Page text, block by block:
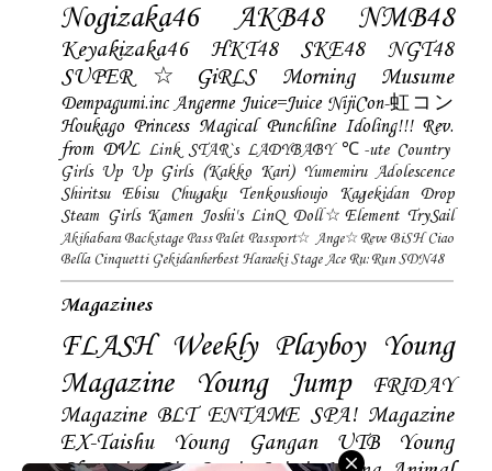
Nogizaka46 AKB48 NMB48
Keyakizaka46 HKT48 SKE48
NGT48
SUPER☆GiRLS
Morning Musume
Dempagumi.inc Angerme Juice=Juice NijiCon-虹コン
Houkago Princess Magical Punchline Idoling!!! Rev.
from DVL Link STAR`s LADYBABY ℃-ute Country
Girls Up Up Girls (Kakko Kari) Yumemiru Adolescence
Shiritsu Ebisu Chugaku
Tenkoushoujo Kagekidan
Drop
Steam Girls Kamen Joshi's LinQ Doll☆Element TrySail
Akihabara Backstage Pass Palet Passport☆ Ange☆Reve BiSH Ciao
Bella Cinquetti Gekidanherbest Haraeki Stage Ace Ru:Run SDN48
Magazines
FLASH Weekly Playboy Young
Magazine
Young Jump
FRIDAY
Magazine BLT ENTAME SPA! Magazine
EX-Taishu
Young Gangan UTB
Young